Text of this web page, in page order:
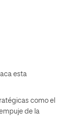
esta
como el
de la